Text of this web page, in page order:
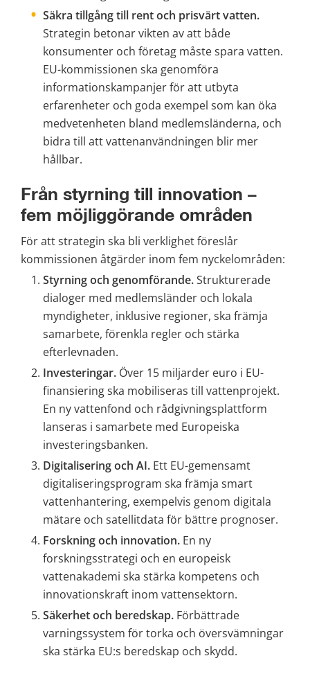
Säkra tillgång till rent och prisvärt vatten.
Strategin betonar vikten av att både
konsumenter och företag måste spara vatten.
EU-kommissionen ska genomföra
informationskampanjer för att utbyta
erfarenheter och goda exempel som kan öka
medvetenheten bland medlemsländerna, och
bidra till att vattenanvändningen blir mer
hållbar.
Från styrning till innovation –
fem möjliggörande områden
För att strategin ska bli verklighet föreslår
kommissionen åtgärder inom fem nyckelområden:
Styrning och genomförande. Strukturerade
dialoger med medlemsländer och lokala
myndigheter, inklusive regioner, ska främja
samarbete, förenkla regler och stärka
efterlevnaden.
Investeringar. Över 15 miljarder euro i EU-
finansiering ska mobiliseras till vattenprojekt.
En ny vattenfond och rådgivningsplattform
lanseras i samarbete med Europeiska
investeringsbanken.
Digitalisering och AI. Ett EU-gemensamt
digitaliseringsprogram ska främja smart
vattenhantering, exempelvis genom digitala
mätare och satellitdata för bättre prognoser.
Forskning och innovation. En ny
forskningsstrategi och en europeisk
vattenakademi ska stärka kompetens och
innovationskraft inom vattensektorn.
Säkerhet och beredskap. Förbättrade
varningssystem för torka och översvämningar
ska stärka EU:s beredskap och skydd.